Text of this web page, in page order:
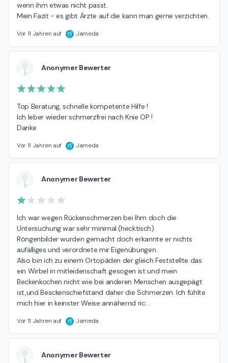
wenn ihm etwas nicht passt.
Mein Fazit - es gibt Ärzte auf die kann man gerne verzichten.
Vor 11 Jahren auf Jameda
Anonymer Bewerter
Top Beratung, schnelle kompetente Hilfe !
Ich leber wieder schmerzfrei nach Knie OP !
Danke
Vor 11 Jahren auf Jameda
Anonymer Bewerter
Ich war wegen Rückenschmerzen bei Ihm doch die
Untersuchung war sehr minimal (hecktisch).
Röngenbilder wurden gemacht doch erkannte er nichts
aufälliges und verordnete mir Eigenübungen.
Also bin ich zu einem Ortopäden der gleich Feststellte das
ein Wirbel in mitleidenschaft gesogen ist und mein
Beckenkochen nicht wie bei anderen Menschen ausgepägt
ist,und Besckenschiefstand daher die Schmerzen. Ich fühlte
mich hier in keinster Weise annähernd ric…
Vor 11 Jahren auf Jameda
Anonymer Bewerter